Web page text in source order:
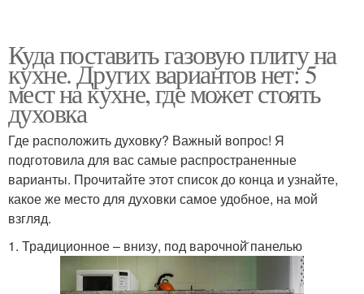
Куда поставить газовую плиту на
кухне. Других вариантов нет: 5
мест на кухне, где может стоять
духовка
Где расположить духовку? Важный вопрос! Я
подготовила для вас самые распространенные
варианты. Прочитайте этот список до конца и узнайте,
какое же место для духовки самое удобное, на мой
взгляд.
1. Традиционное – внизу, под варочной̆ панелью